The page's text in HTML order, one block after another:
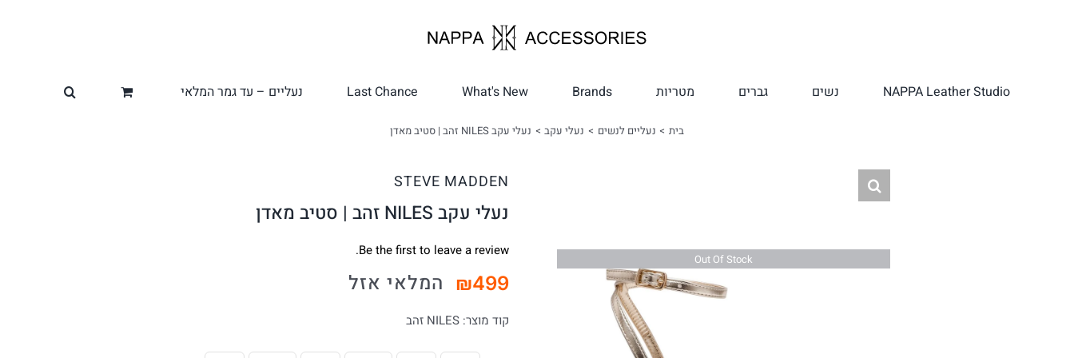
NAPPA Leather Studio נשים גברים מטריות Brands
What's New
Last Chance נעליים – עד גמר המלאי
בית נעליים לנשים נעלי עקב נעלי עקב NILES זהב | סטיב מאדן
Out Of Stock
STEVE MADDEN
נעלי עקב NILES זהב | סטיב מאדן
Be the first to leave a review.
₪499 המלאי אזל
קוד מוצר:NILES זהב